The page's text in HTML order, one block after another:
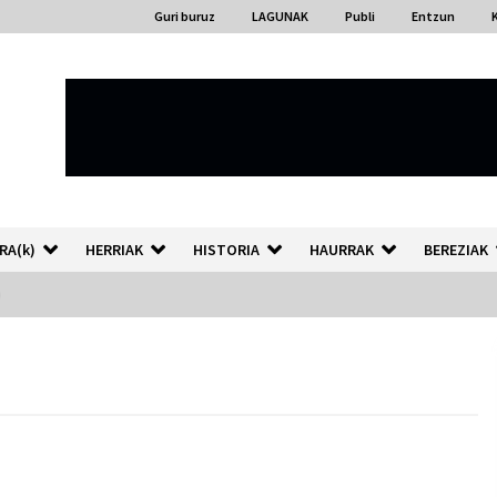
Guri buruz LAGUNAK Publi Entzun
HERRIAK HISTORIA HAURRAK BEREZIAK